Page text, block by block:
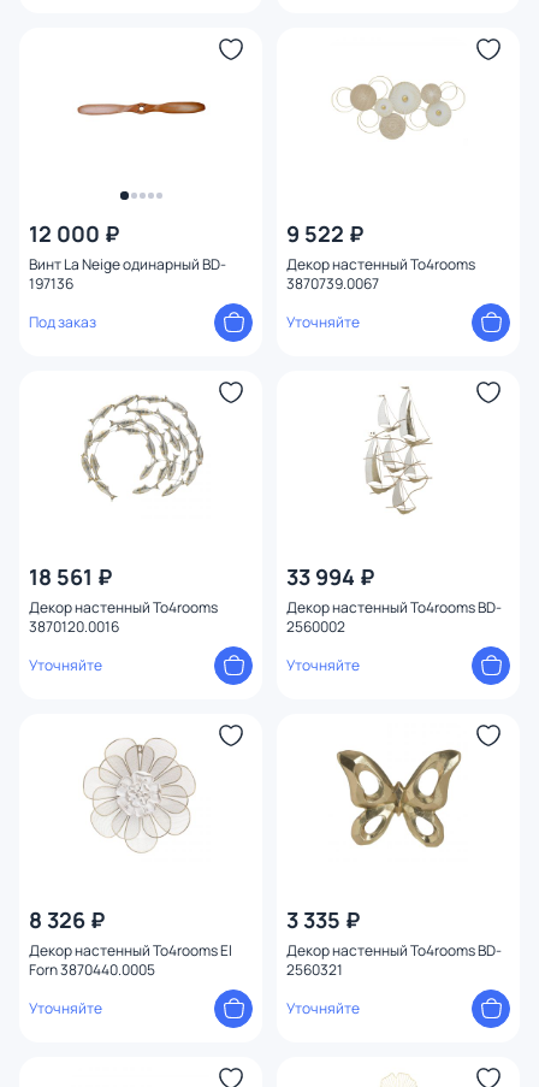
12 000 ₽
Винт La Neige одинарный BD-
197136
Под заказ
9 522 ₽
Декор настенный To4rooms
3870739.0067
Уточняйте
18 561 ₽
Декор настенный To4rooms
3870120.0016
Уточняйте
33 994 ₽
Декор настенный To4rooms BD-
2560002
Уточняйте
8 326 ₽
Декор настенный To4rooms El
Forn 3870440.0005
Уточняйте
3 335 ₽
Декор настенный To4rooms BD-
2560321
Уточняйте